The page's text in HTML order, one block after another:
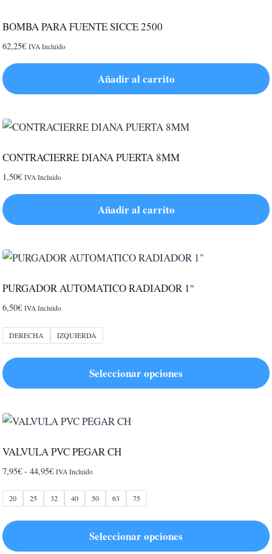
BOMBA PARA FUENTE SICCE 2500
62,25€ IVA Incluido
Añadir al carrito
CONTRACIERRE DIANA PUERTA 8MM
1,50€ IVA Incluido
Añadir al carrito
PURGADOR AUTOMATICO RADIADOR 1″
6,50€ IVA Incluido
DERECHA IZQUIERDA
Seleccionar opciones
producto
tiene
múltiples
Las
opciones
se
pueden
elegir
VALVULA PVC PEGAR CH
7,95€ - 44,95€Rango
precios:
IVA Incluido
20 25 32 40 50 63 75
Seleccionar opciones